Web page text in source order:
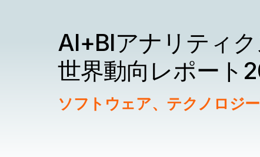
AI+BIアナリティク
世界動向レポート
ソフトウェア、テクノロジ